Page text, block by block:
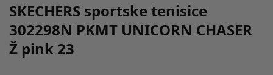
SKECHERS sportske tenisice
302298N PKMT UNICORN CHASER
Ž pink 23